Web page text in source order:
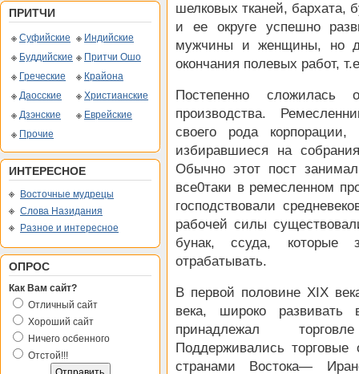
ПРИТЧИ
Суфийские
Индийские
Буддийские
Притчи Ошо
Греческие
Крайона
Даосские
Христианские
Дзэнские
Еврейские
Прочие
ИНТЕРЕСНОЕ
Восточные мудрецы
Слова Назидания
Разное и интересное
ОПРОС
Как Вам сайт?
Отличный сайт
Хороший сайт
Ничего осбенного
Отстой!!!
шелковых тканей, бархата,
и ее округе успешно
мужчины и женщины, но
окончания полевых работ,
Постепенно сложилась
производства.
своего рода
избиравшиеся на
Обычно этот пост
все0таки в ремесленном
господствовали
рабочей силы
бунак, ссуда, которые
отрабатывать.
В первой половине XIX
века, широко развивать
принадлежал
Поддерживались
странами Востока—